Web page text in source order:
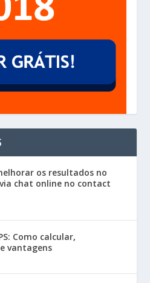
os resultados no
chat online no contact
Como calcular,
vantagens